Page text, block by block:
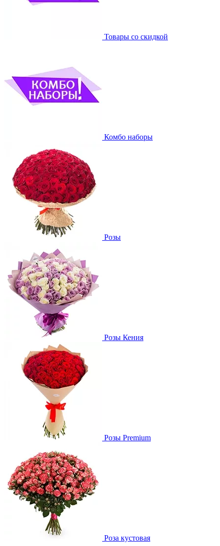
Товары со скидкой
Комбо наборы
Розы
Розы Кения
Розы Premium
Роза кустовая